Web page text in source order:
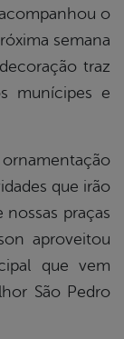
o
semana
traz
munícipes e
que irão
praças
aproveitou
que vem
São Pedro